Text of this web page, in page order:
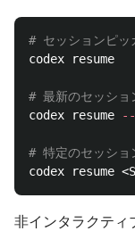
# セッションピッ
codex resume
# 最新のセッショ
codex resume
# 特定のセッショ
非インタラクティ